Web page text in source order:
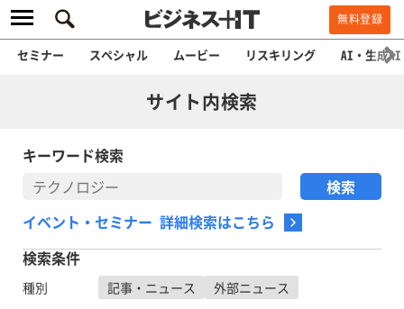
無料登録
セミナー スペシャル ムービー リスキリング AI・生成AI
サイト内検索
キーワード検索
イベント・セミナー 詳細検索はこちら
検索条件
種別 記事・ニュース 外部ニュース